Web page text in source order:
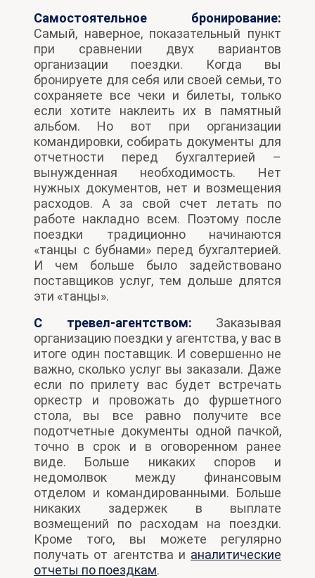
Самостоятельное бронирование:
Самый, наверное, показательный пункт
при сравнении двух вариантов
организации поездки. Когда вы
бронируете для себя или своей семьи, то
сохраняете все чеки и билеты, только
если хотите наклеить их в памятный
альбом. Но вот при организации
командировки, собирать документы для
отчетности перед бухгалтерией –
вынужденная необходимость. Нет
нужных документов, нет и возмещения
расходов. А за свой счет летать по
работе накладно всем. Поэтому после
поездки традиционно начинаются
«танцы с бубнами» перед бухгалтерией.
И чем больше было задействовано
поставщиков услуг, тем дольше длятся
эти «танцы».
С тревел-агентством:
Заказывая
организацию поездки у агентства, у вас в
итоге один поставщик. И совершенно не
важно, сколько услуг вы заказали. Даже
если по прилету вас будет встречать
оркестр и провожать до фуршетного
стола, вы все равно получите все
подотчетные документы одной пачкой,
точно в срок и в оговоренном ранее
виде. Больше никаких споров и
недомолвок между финансовым
отделом и командированными. Больше
никаких задержек в выплате
возмещений по расходам на поездки.
Кроме того, вы можете регулярно
получать от агентства и аналитические
отчеты по поездкам.